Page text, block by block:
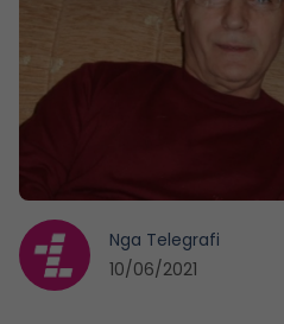
Nga Telegrafi
10/06/2021